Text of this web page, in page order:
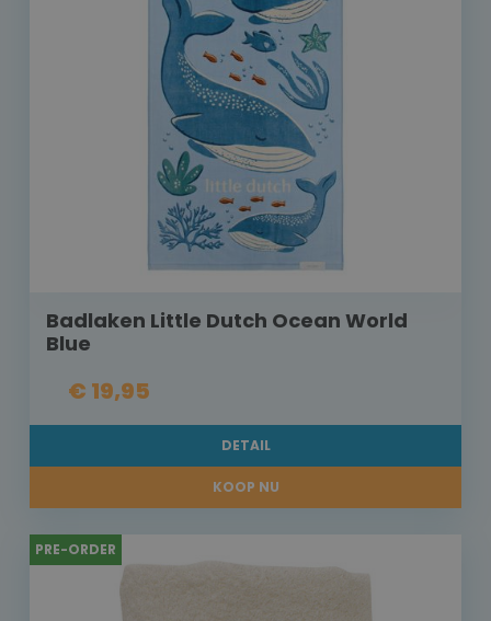
Badlaken Little Dutch Ocean World
Blue
€ 19,95
DETAIL
KOOP NU
PRE-ORDER